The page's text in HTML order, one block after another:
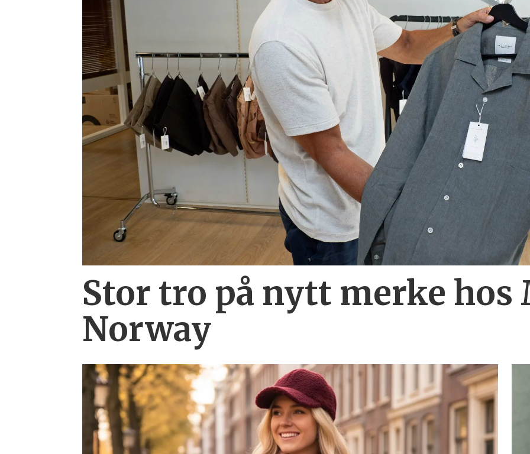
Stor tro på nytt merke hos
Norway